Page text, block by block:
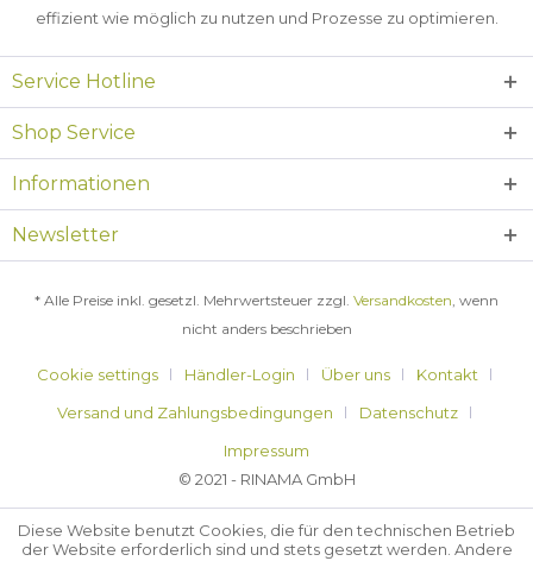
effizient wie möglich zu nutzen und Prozesse zu optimieren.
Service Hotline
Shop Service
Informationen
Newsletter
* Alle Preise inkl. gesetzl. Mehrwertsteuer zzgl. Versandkosten, wenn
nicht anders beschrieben
Cookie settings Händler-Login Über uns
Kontakt
Versand und Zahlungsbedingungen
Datenschutz
Impressum
© 2021 - RINAMA GmbH
Diese Website benutzt Cookies, die für den technischen Betrieb
der Website erforderlich sind und stets gesetzt werden. Andere